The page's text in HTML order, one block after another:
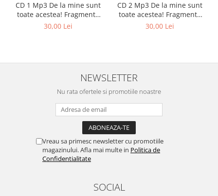
CD 1 Mp3 De la mine sunt
toate acestea! Fragmente
din cărțile lui Marius Ghidel
30,00 Lei
CD 2 Mp3 De la mine sunt
toate acestea! Fragmente
din cărțile lui Marius Ghidel
30,00 Lei
NEWSLETTER
Nu rata ofertele si promotiile noastre
Vreau sa primesc newsletter cu promotiile
magazinului. Afla mai multe in Politica de
Confidentialitate
SOCIAL